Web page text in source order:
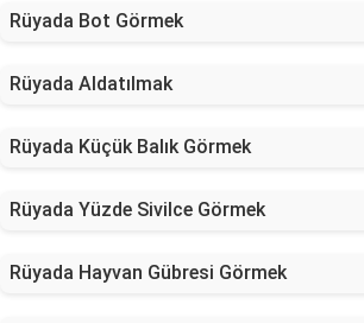
Rüyada Bot Görmek
Rüyada Aldatılmak
Rüyada Küçük Balık Görmek
Rüyada Yüzde Sivilce Görmek
Rüyada Hayvan Gübresi Görmek